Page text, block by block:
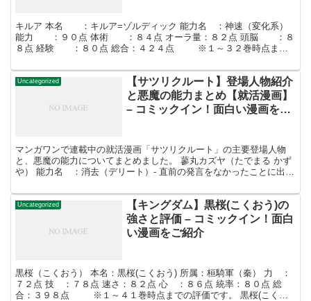
キルア 本名 ：キルア=ゾルディック 能力名 ：神速（変化系）
能力 ：９０点 体術 ：８４点 オーラ量：８２点 頭脳 ：８
８点 経験 ：８０点 総合：４２４点 ※１～３２巻時点まで
Uncategorized
【サツリクルート】登場人物紹介
と悪魔の能力まとめ【就活漫画】
– コミックイン！面白い漫画をご
マンガワンで連載中の就活漫画「サツリクルート」の主要登場人物
と、悪魔の能力についてまとめました。 蓼丸カズヤ（たでまる かず
や） 能力名 ：消去（デリート）- 直前の発言をなかったことに出来
Uncategorized
【キングダム】黒桜(こくおう)の
強さと評価 – コミックイン！面白
い漫画をご紹介
黒桜（こくおう） 本名：黒桜(こくおう) 所属：桓騎軍（秦） 力 ：
７２点 技 ：７８点 速さ：８２点 心 ：８６点 統率：８０点 総
合：３９８点 ※１～４１巻時点までの評価です。 黒桜(こくお